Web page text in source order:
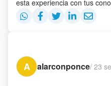
esta experiencia con tus
A
alarconponce/ 23